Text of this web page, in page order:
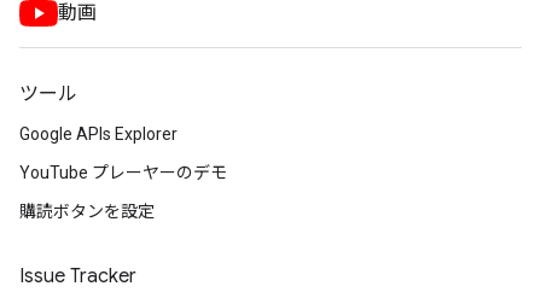
動画
ツール
Google APIs Explorer
YouTube プレーヤーのデモ
購読ボタンを設定
Issue Tracker